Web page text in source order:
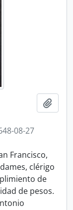
08-27
Francisco,
clérigo
de
de pesos.